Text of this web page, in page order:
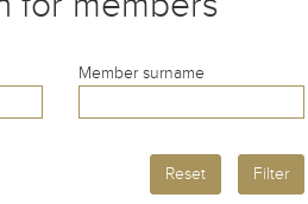
Member surname
Reset Filter